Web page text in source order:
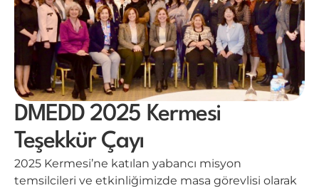
DMEDD 2025 Kermesi
Teşekkür Çayı
2025 Kermesi’ne katılan yabancı misyon
temsilcileri ve etkinliğimizde masa görevlisi olarak